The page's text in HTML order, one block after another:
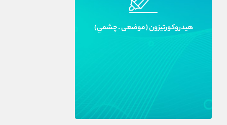
هيدروکورتيزون (موضعى ـ چشمي)